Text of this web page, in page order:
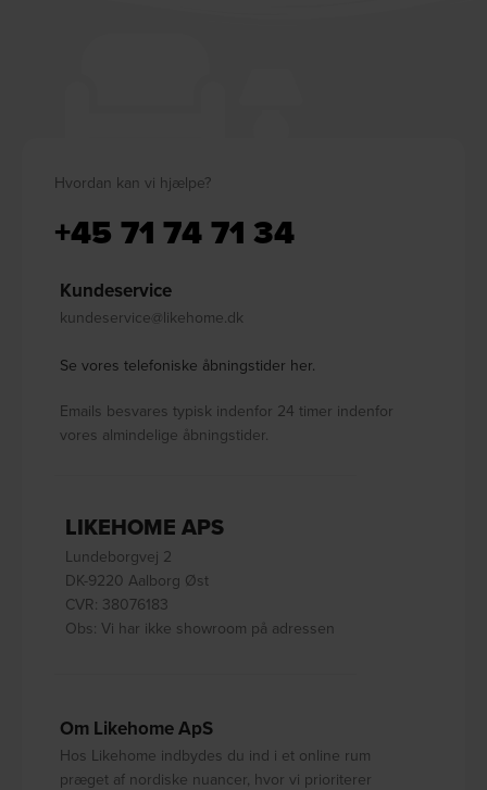
Hvordan kan vi hjælpe?
+45 71 74 71 34
Kundeservice
kundeservice@likehome.dk
Se vores telefoniske åbningstider her.
Emails besvares typisk indenfor 24 timer indenfor
vores almindelige åbningstider.
LIKEHOME APS
Lundeborgvej 2
DK-9220 Aalborg Øst
CVR: 38076183
Obs: Vi har ikke showroom på adressen
Om Likehome ApS
Hos Likehome indbydes du ind i et online rum
præget af nordiske nuancer, hvor vi prioriterer